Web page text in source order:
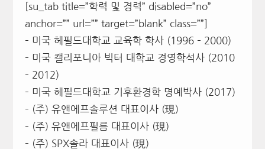
[su_tab title=”학력 및 경력” disabled=”no”
anchor=”” url=”” target=”blank” class=””]
– 미국 헤필드대학교 교육학 학사 (1996 – 2000)
– 미국 캘리포니아 빅터 대학교 경영학석사 (2010
– 2012)
– 미국 헤필드대학교 기후환경학 명예박사 (2017)
– (주) 유앤에프솔루션 대표이사 (現)
– (주) 유앤에프필름 대표이사 (現)
– (주) SPX솔라 대표이사 (現)